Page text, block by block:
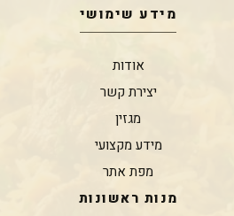
מידע שימושי
אודות
יצירת קשר
מגזין
מידע מקצועי
מפת אתר
מנות ראשונות